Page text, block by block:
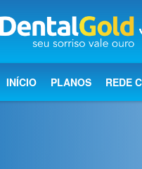
INÍCIO PLANOS REDE